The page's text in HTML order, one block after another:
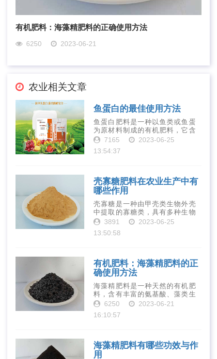
有机肥料：海藻精肥料的正确使用方法
6250 2023-06-21
农业相关文章
鱼蛋白的最佳使用方法
鱼蛋白肥料是一种以鱼类或鱼蛋
为原材料制成的有机肥料，它含
有丰富的营养物质，如氮、磷、
钾、钙、镁等元素以及多种微量
元素和植物生长因子。这些营养
7165
2023-06-25
13:54:37
壳寡糖肥料在农业生产中有
哪些作用
壳寡糖是一种由甲壳类生物外壳
中提取的寡糖类，具有多种生物
活性和营养价值。在农业生产
中，壳寡糖也有许多作用，特别
是作为一种新型的有机肥料，壳
3891
2023-06-25
13:50:58
有机肥料：海藻精肥料的正
确使用方法
海藻精肥料是一种天然的有机肥
料，含有丰富的氨基酸、藻类生
长素、维生素、微量元素、蛋白
质等营养物质，可以提高土壤肥
力、促进植物生长、增强植物抗
6250
2023-06-21
16:10:57
海藻精肥料有哪些功效与作
用